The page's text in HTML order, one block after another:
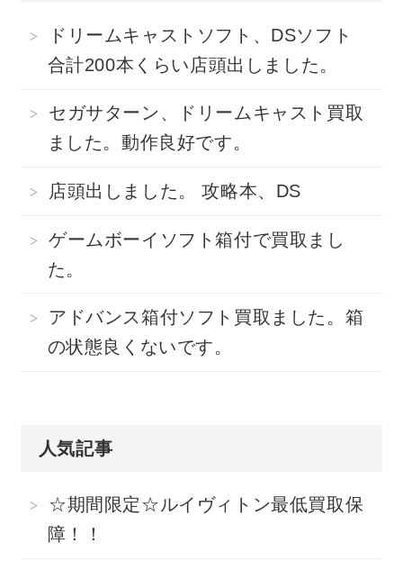
ドリームキャストソフト、DSソフト
合計200本くらい店頭出しました。
セガサターン、ドリームキャスト買取
ました。動作良好です。
店頭出しました。 攻略本、DS
ゲームボーイソフト箱付で買取まし
た。
アドバンス箱付ソフト買取ました。箱
の状態良くないです。
人気記事
☆期間限定☆ルイヴィトン最低買取保
障！！